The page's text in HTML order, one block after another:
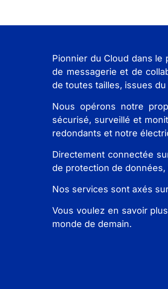
Pionnier du Cloud dans le
de messagerie et de
de toutes tailles, issues
Nous opérons notre
sécurisé, surveillé et
redondants et notre
Directement connectée
de protection de
Nos services sont axés
Vous voulez en savoir
monde de demain.